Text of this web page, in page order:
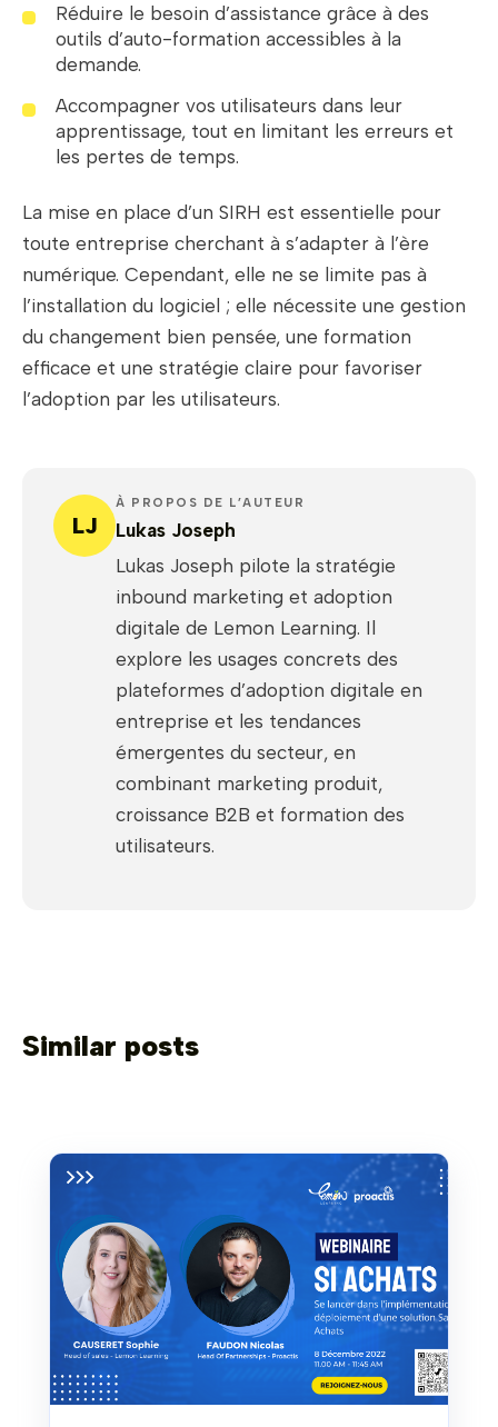
Réduire le besoin d’assistance grâce à des
outils d’auto-formation accessibles à la
demande.
Accompagner vos utilisateurs dans leur
apprentissage, tout en limitant les erreurs et
les pertes de temps.
La mise en place d’un SIRH est essentielle pour
toute entreprise cherchant à s’adapter à l’ère
numérique. Cependant, elle ne se limite pas à
l’installation du logiciel ; elle nécessite une gestion
du changement bien pensée, une formation
efficace et une stratégie claire pour favoriser
l’adoption par les utilisateurs.
LJ
À PROPOS DE L’AUTEUR
Lukas Joseph
Lukas Joseph pilote la stratégie
inbound marketing et adoption
digitale de Lemon Learning. Il
explore les usages concrets des
plateformes d’adoption digitale en
entreprise et les tendances
émergentes du secteur, en
combinant marketing produit,
croissance B2B et formation des
utilisateurs.
Similar posts